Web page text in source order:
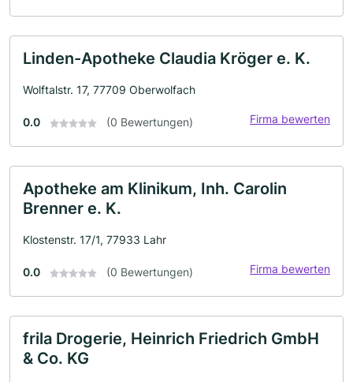
Linden-Apotheke Claudia Kröger e. K.
Wolftalstr. 17, 77709 Oberwolfach
0.0 (0 Bewertungen) Firma bewerten
Apotheke am Klinikum, Inh. Carolin
Brenner e. K.
Klostenstr. 17/1, 77933 Lahr
0.0 (0 Bewertungen) Firma bewerten
frila Drogerie, Heinrich Friedrich GmbH
& Co. KG